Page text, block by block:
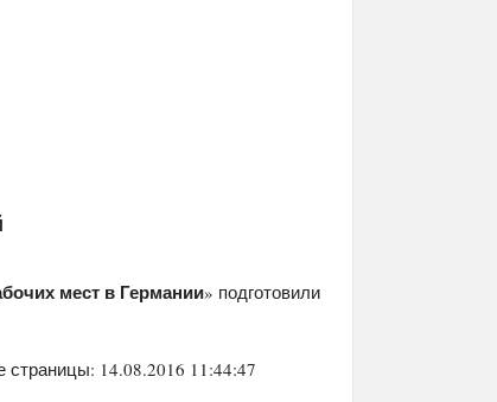
мест в Германии» подготовили
страницы: 14.08.2016 11:44:47